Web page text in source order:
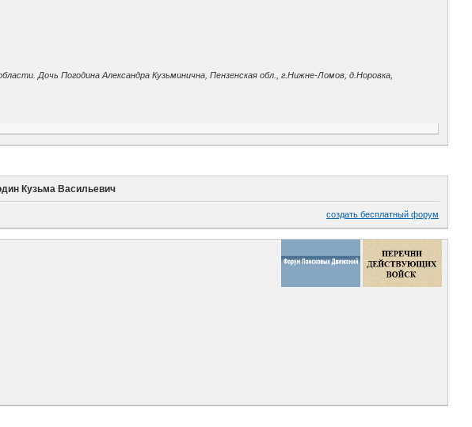
Дочь Погодина Александра Кузьминична, Пензенская обл., г.Нижне-Ломов, д.Норовка,
Кузьма Васильевич
создать бесплатный форум